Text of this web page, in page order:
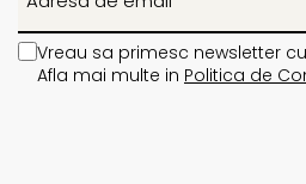
Vreau sa primesc newsletter
Afla mai multe in Politica de